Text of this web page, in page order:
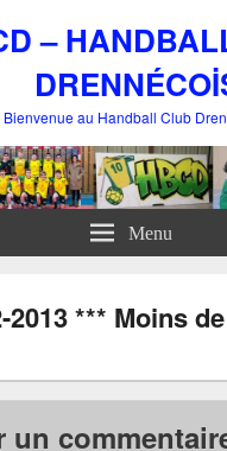
–
Bienvenue au Handball Club
Menu
2013 *** Moins
un